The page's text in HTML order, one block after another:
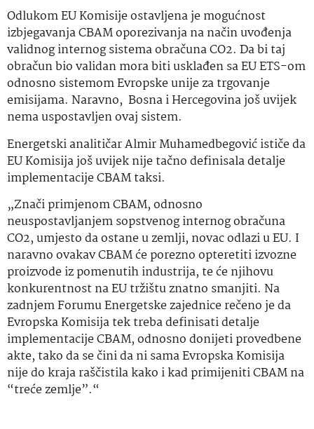
Odlukom EU Komisije ostavljena je mogućnost
izbjegavanja CBAM oporezivanja na način uvođenja
validnog internog sistema obračuna CO2. Da bi taj
obračun bio validan mora biti usklađen sa EU ETS-om
odnosno sistemom Evropske unije za trgovanje
emisijama. Naravno, Bosna i Hercegovina još uvijek
nema uspostavljen ovaj sistem.
Energetski analitičar Almir Muhamedbegović ističe da
EU Komisija još uvijek nije tačno definisala detalje
implementacije CBAM taksi.
„Znači primjenom CBAM, odnosno
neuspostavljanjem sopstvenog internog obračuna
CO2, umjesto da ostane u zemlji, novac odlazi u EU. I
naravno ovakav CBAM će porezno opteretiti izvozne
proizvode iz pomenutih industrija, te će njihovu
konkurentnost na EU tržištu znatno smanjiti. Na
zadnjem Forumu Energetske zajednice rečeno je da
Evropska Komisija tek treba definisati detalje
implementacije CBAM, odnosno donijeti provedbene
akte, tako da se čini da ni sama Evropska Komisija
nije do kraja raščistila kako i kad primijeniti CBAM na
“treće zemlje”.“